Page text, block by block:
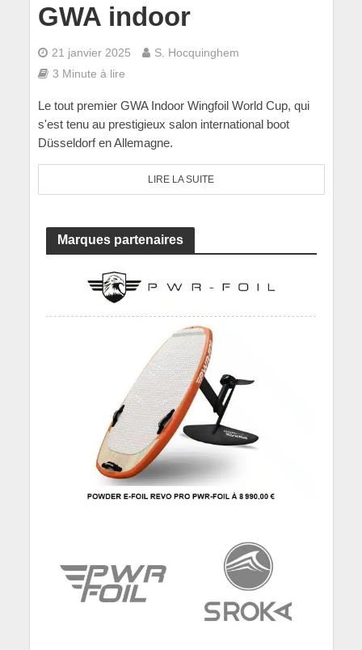
GWA indoor
21 janvier 2025
S. Hocquinghem
3 Minute à lire
Le tout premier GWA Indoor Wingfoil World Cup, qui
s'est tenu au prestigieux salon international boot
Düsseldorf en Allemagne.
LIRE LA SUITE
Marques partenaires